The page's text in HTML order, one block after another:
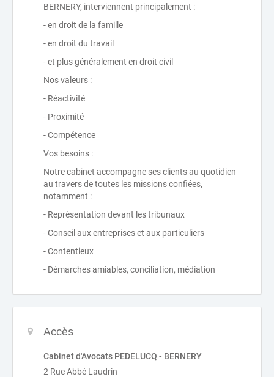
BERNERY, interviennent principalement :
- en droit de la famille
- en droit du travail
- et plus généralement en droit civil
Nos valeurs :
- Réactivité
- Proximité
- Compétence
Vos besoins :
Notre cabinet accompagne ses clients au quotidien
au travers de toutes les missions confiées,
notamment :
- Représentation devant les tribunaux
- Conseil aux entreprises et aux particuliers
- Contentieux
- Démarches amiables, conciliation, médiation
Accès
Cabinet d'Avocats PEDELUCQ - BERNERY
2 Rue Abbé Laudrin